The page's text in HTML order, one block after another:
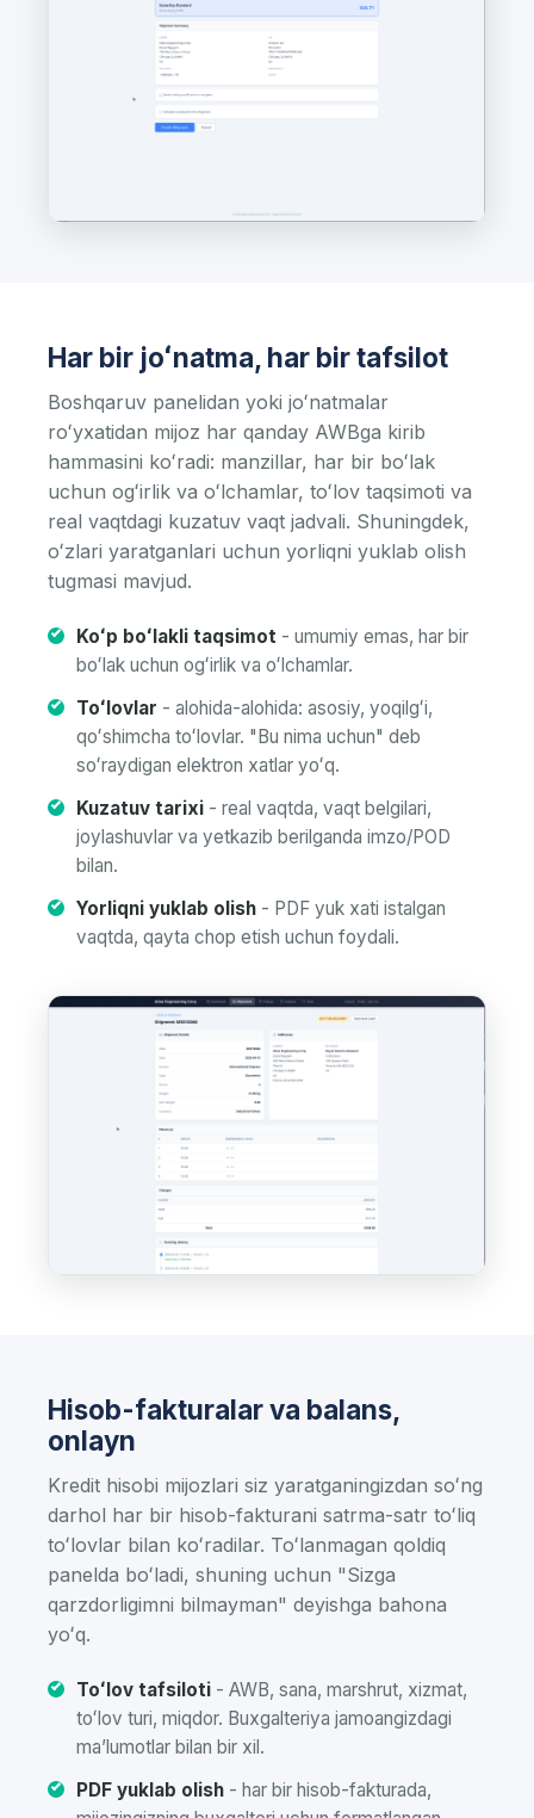
Har bir joʻnatma, har bir tafsilot
Boshqaruv panelidan yoki joʻnatmalar
roʻyxatidan mijoz har qanday AWBga kirib
hammasini koʻradi: manzillar, har bir boʻlak
uchun ogʻirlik va oʻlchamlar, toʻlov taqsimoti va
real vaqtdagi kuzatuv vaqt jadvali. Shuningdek,
oʻzlari yaratganlari uchun yorliqni yuklab olish
tugmasi mavjud.
Koʻp boʻlakli taqsimot - umumiy emas, har bir
boʻlak uchun ogʻirlik va oʻlchamlar.
Toʻlovlar - alohida-alohida: asosiy, yoqilgʻi,
qoʻshimcha toʻlovlar. "Bu nima uchun" deb
soʻraydigan elektron xatlar yoʻq.
Kuzatuv tarixi - real vaqtda, vaqt belgilari,
joylashuvlar va yetkazib berilganda imzo/POD
bilan.
Yorliqni yuklab olish - PDF yuk xati istalgan
vaqtda, qayta chop etish uchun foydali.
Hisob-fakturalar va balans,
onlayn
Kredit hisobi mijozlari siz yaratganingizdan soʻng
darhol har bir hisob-fakturani satrma-satr toʻliq
toʻlovlar bilan koʻradilar. Toʻlanmagan qoldiq
panelda boʻladi, shuning uchun "Sizga
qarzdorligimni bilmayman" deyishga bahona
yoʻq.
Toʻlov tafsiloti - AWB, sana, marshrut, xizmat,
toʻlov turi, miqdor. Buxgalteriya jamoangizdagi
maʼlumotlar bilan bir xil.
PDF yuklab olish - har bir hisob-fakturada,